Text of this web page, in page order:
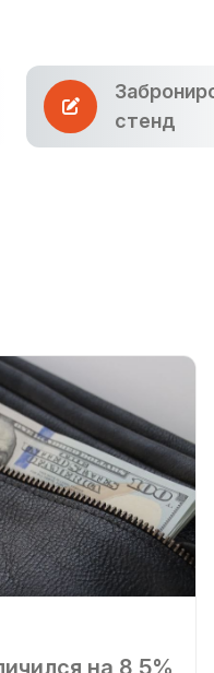
стенд
на 8,5%